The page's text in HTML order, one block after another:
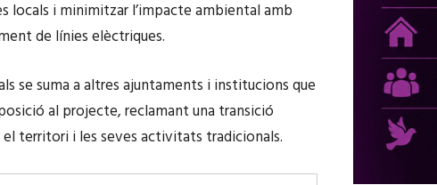
locals i minimitzar l’impacte ambiental amb
de línies elèctriques.
se suma a altres ajuntaments i institucions que
al projecte, reclamant una transició
territori i les seves activitats tradicionals.